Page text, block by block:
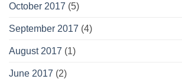
October 2017 (5)
September 2017 (4)
August 2017 (1)
June 2017 (2)